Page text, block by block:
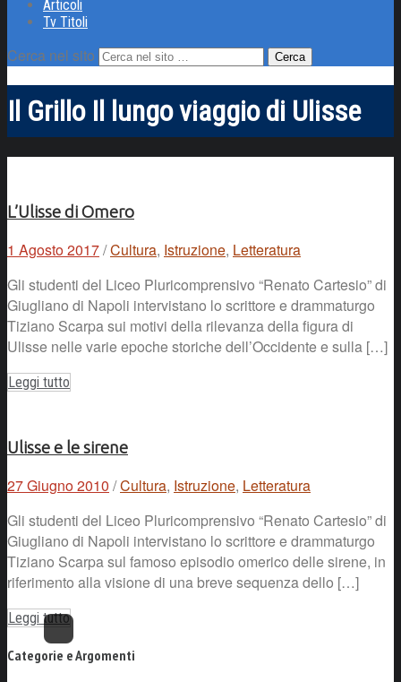
Articoli
Tv Titoli
Cerca nel sito
Il Grillo Il lungo viaggio di Ulisse
L’Ulisse di Omero
1 Agosto 2017/Cultura, Istruzione, Letteratura
Gli studenti del Liceo Pluricomprensivo “Renato Cartesio” di
Giugliano di Napoli intervistano lo scrittore e drammaturgo
Tiziano Scarpa sui motivi della rilevanza della figura di
Ulisse nelle varie epoche storiche dell’Occidente e sulla […]
Leggi tutto
Ulisse e le sirene
27 Giugno 2010 /Cultura, Istruzione, Letteratura
Gli studenti del Liceo Pluricomprensivo “Renato Cartesio” di
Giugliano di Napoli intervistano lo scrittore e drammaturgo
Tiziano Scarpa sul famoso episodio omerico delle sirene, in
riferimento alla visione di una breve sequenza dello […]
Leggi tutto
Categorie e Argomenti